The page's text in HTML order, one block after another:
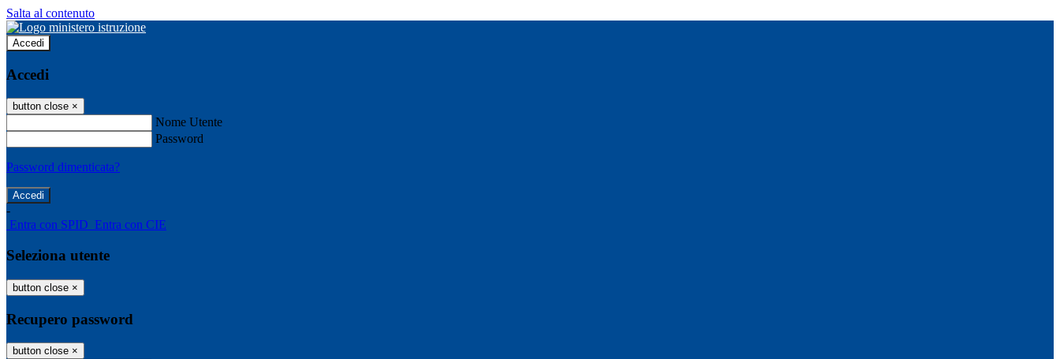
Salta al contenuto
Accedi
Accedi
button close ×
Nome Utente
Password
Password dimenticata?
-
Entra con SPID Entra con CIE
Seleziona utente
button close ×
Recupero password
button close ×